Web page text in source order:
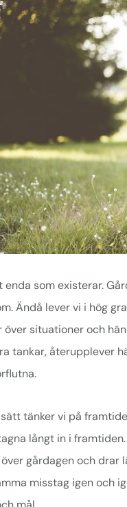
enda som existerar.
Ändå lever vi i hög
över situationer och
tankar, återupplever
tänker vi på
långt in i
gårdagen och drar
misstag igen och